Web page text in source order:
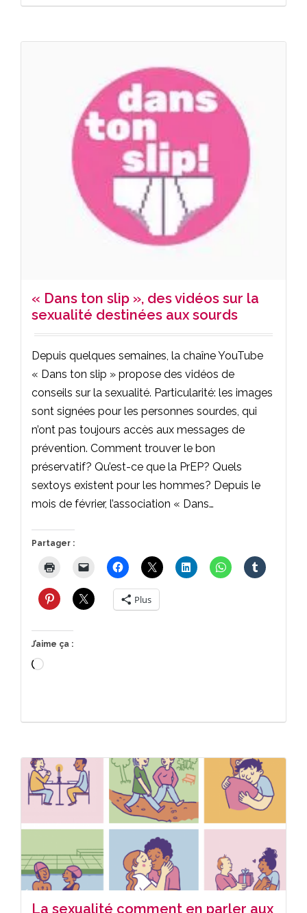
« Dans ton slip », des vidéos sur la
sexualité destinées aux sourds
Depuis quelques semaines, la chaîne YouTube
« Dans ton slip » propose des vidéos de
conseils sur la sexualité. Particularité: les images
sont signées pour les personnes sourdes, qui
n’ont pas toujours accès aux messages de
prévention. Comment trouver le bon
préservatif? Qu’est-ce que la PrEP? Quels
sextoys existent pour les hommes? Depuis le
mois de février, l’association « Dans…
Partager :
Plus
J’aime ça :
Chargement…
La sexualité comment en parler aux